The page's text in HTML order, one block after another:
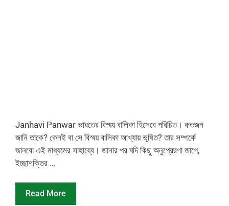
Janhavi Panwar ভারতের বিস্ময় বালিকা হিসেবে পরিচিত। কতজন
জানি তাকে? কেনই বা সে বিস্ময় বালিকা আখ্যায় ভূষিত? তার সম্পর্কে
জানবো এই মাধ্যমের সাহায্যে। জানার পর যদি কিছু অনুপ্রেরণা জাগে,
ইচ্ছাশক্তির …
Read More